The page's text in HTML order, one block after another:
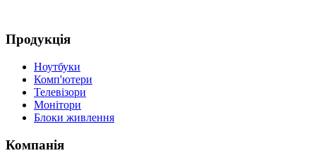
Продукція
Ноутбуки
Комп'ютери
Телевізори
Монітори
Блоки живлення
Компанія